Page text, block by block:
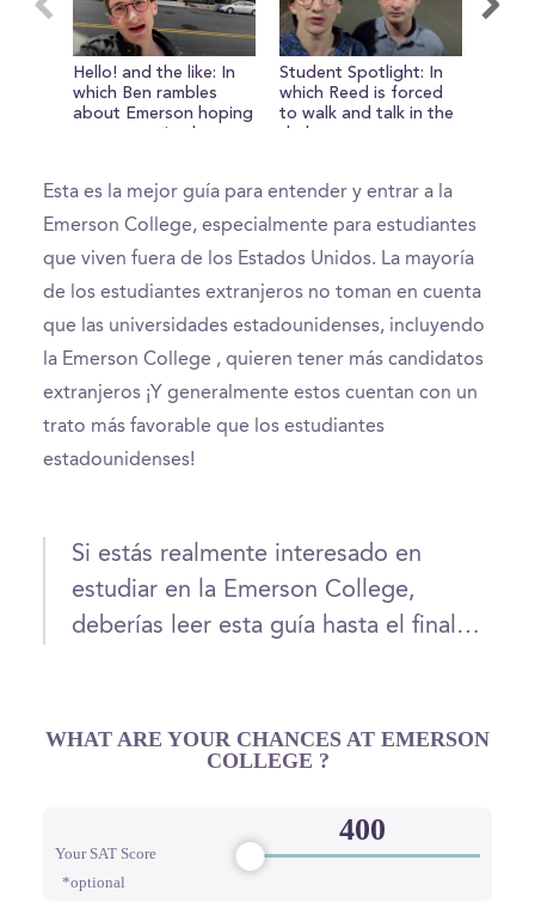
Hello! and the like: In
which Ben rambles
about Emerson hoping
Student Spotlight: In
which Reed is forced
to walk and talk in the
Esta es la mejor guía para entender y entrar a la
Emerson College, especialmente para estudiantes
que viven fuera de los Estados Unidos. La mayoría
de los estudiantes extranjeros no toman en cuenta
que las universidades estadounidenses, incluyendo
la Emerson College , quieren tener más candidatos
extranjeros ¡Y generalmente estos cuentan con un
trato más favorable que los estudiantes
estadounidenses!
Si estás realmente interesado en
estudiar en la Emerson College,
deberías leer esta guía hasta el final…
WHAT ARE YOUR CHANCES AT EMERSON
COLLEGE ?
Your SAT Score
*optional